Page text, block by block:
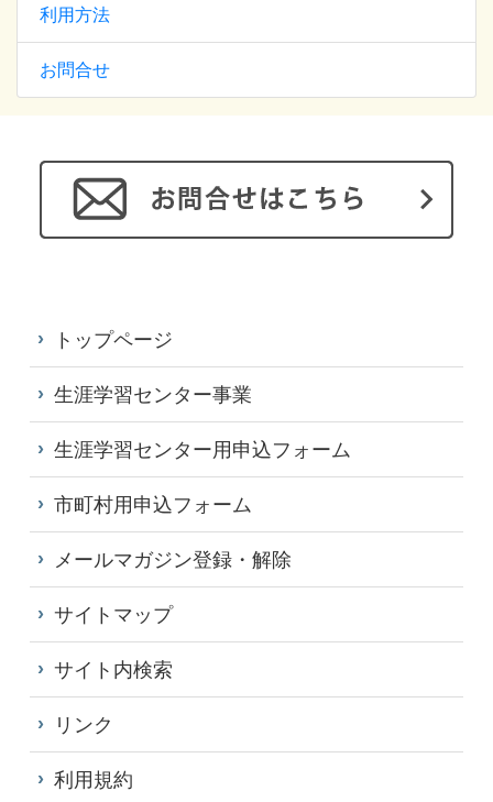
利用方法
お問合せ
トップページ
生涯学習センター事業
生涯学習センター用申込フォーム
市町村用申込フォーム
メールマガジン登録・解除
サイトマップ
サイト内検索
リンク
利用規約